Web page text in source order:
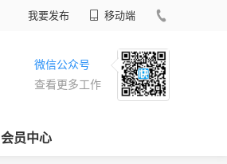
我要发布 移动端
微信公众号
查看更多工作
会员中心